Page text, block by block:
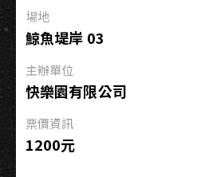
後
台
Backstage
Live
場地
鯨魚堤岸 03
主辦單位
快樂園有限公司
票價資訊
1200元